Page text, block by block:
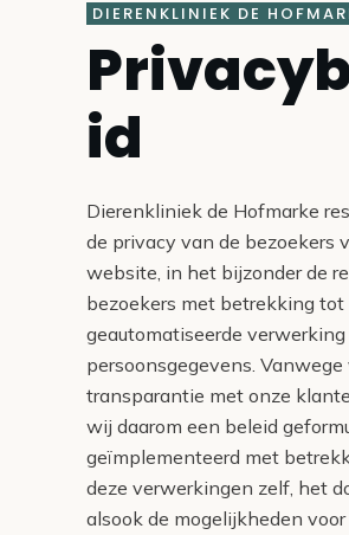
DIERENKLINIEK DE
id
Dierenkliniek de Hofmarke
de privacy van de bezoekers
website, in het bijzonder de
bezoekers met betrekking tot
geautomatiseerde
persoonsgegevens. Vanwege
transparantie met onze
wij daarom een beleid
geïmplementeerd met
deze verwerkingen zelf, het
alsook de mogelijkheden voor